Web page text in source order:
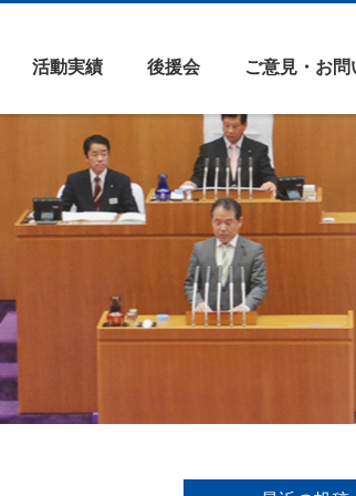
活動実績 後援会 ご意見・お問